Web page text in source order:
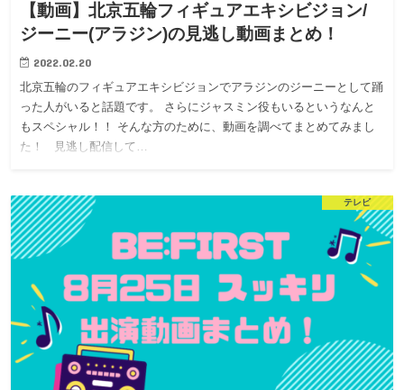
【動画】北京五輪フィギュアエキシビジョン/
ジーニー(アラジン)の見逃し動画まとめ！
2022.02.20
北京五輪のフィギュアエキシビジョンでアラジンのジーニーとして踊
った人がいると話題です。 さらにジャスミン役もいるというなんと
もスペシャル！！ そんな方のために、動画を調べてまとめてみまし
た！ 見逃し配信して…
テレビ